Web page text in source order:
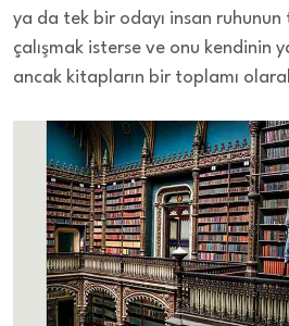
ya da tek bir odayı insan
çalışmak isterse ve onu kendinin
ancak kitapların bir toplamı